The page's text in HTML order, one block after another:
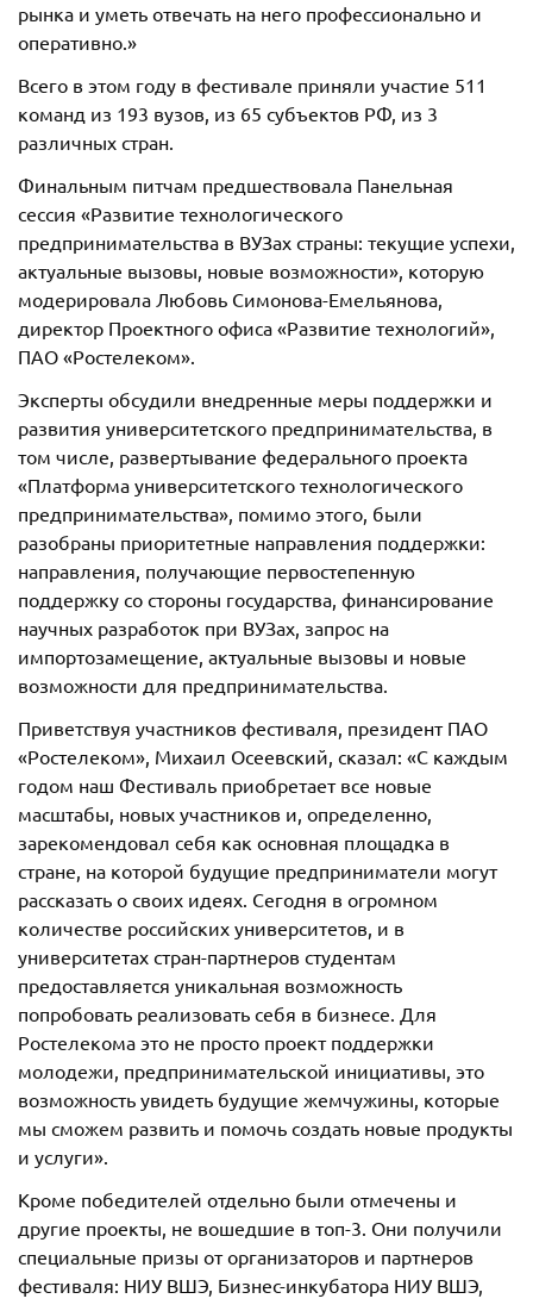
рынка и уметь отвечать на него профессионально и
оперативно.»
Всего в этом году в фестивале приняли участие 511
команд из 193 вузов, из 65 субъектов РФ, из 3
различных стран.
Финальным питчам предшествовала Панельная
сессия «Развитие технологического
предпринимательства в ВУЗах страны: текущие успехи,
актуальные вызовы, новые возможности», которую
модерировала Любовь Симонова-Емельянова,
директор Проектного офиса «Развитие технологий»,
ПАО «Ростелеком».
Эксперты обсудили внедренные меры поддержки и
развития университетского предпринимательства, в
том числе, развертывание федерального проекта
«Платформа университетского технологического
предпринимательства», помимо этого, были
разобраны приоритетные направления поддержки:
направления, получающие первостепенную
поддержку со стороны государства, финансирование
научных разработок при ВУЗах, запрос на
импортозамещение, актуальные вызовы и новые
возможности для предпринимательства.
Приветствуя участников фестиваля, президент ПАО
«Ростелеком», Михаил Осеевский, сказал: «С каждым
годом наш Фестиваль приобретает все новые
масштабы, новых участников и, определенно,
зарекомендовал себя как основная площадка в
стране, на которой будущие предприниматели могут
рассказать о своих идеях. Сегодня в огромном
количестве российских университетов, и в
университетах стран-партнеров студентам
предоставляется уникальная возможность
попробовать реализовать себя в бизнесе. Для
Ростелекома это не просто проект поддержки
молодежи, предпринимательской инициативы, это
возможность увидеть будущие жемчужины, которые
мы сможем развить и помочь создать новые продукты
и услуги».
Кроме победителей отдельно были отмечены и
другие проекты, не вошедшие в топ-3. Они получили
специальные призы от организаторов и партнеров
фестиваля: НИУ ВШЭ, Бизнес-инкубатора НИУ ВШЭ,